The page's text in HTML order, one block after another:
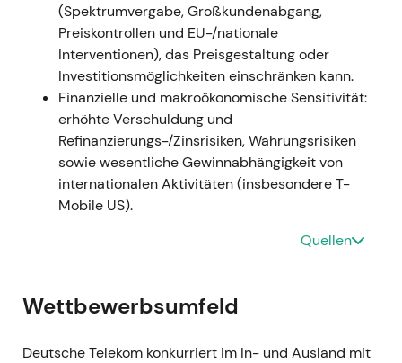
### 2022 Mrz 31 – Apr 12 -Ereignis:Verkauf von
T‑Mobile Netherlands wurde am 31. März 2022
abgeschlossen (DT-Anteil am Erlös: rund 3,6 Mrd.
EUR); DT nutzte die Mittel und übte am 12. April
2022 Optionen aus, um rund 21,2 Mio. TMUS-Aktien
von SoftBank zu erwerben (rund 2,4 Mrd. USD) und
damit die TMUS-Beteiligung auf rund 48,4 % zu
erhöhen[3],[4]. -Narrativ:Kapitalrecycling —
sichtbar und glaubwürdig: Die Erlöse aus dem
Niederlande-Verkauf flossen direkt in den Ausbau
der Beteiligung am schneller wachsenden US-
Geschäft; Investoren begannen, DT zunehmend als
betrachten. -
Technisch:
Erholung nach dem Deal /
erneuter Schwung, da der Markt einen klareren Weg
(Spektrumvergabe, Großkundenabgang,
Preiskontrollen und EU-/nationale
Interventionen), das Preisgestaltung oder
Investitionsmöglichkeiten einschränken kann.
Finanzielle und makroökonomische Sensitivität:
erhöhte Verschuldung und
Refinanzierungs-/Zinsrisiken, Währungsrisiken
sowie wesentliche Gewinnabhängigkeit von
internationalen Aktivitäten (insbesondere T-
Mobile US).
Quellen
Wettbewerbsumfeld
Deutsche Telekom konkurriert im In- und Ausland mit